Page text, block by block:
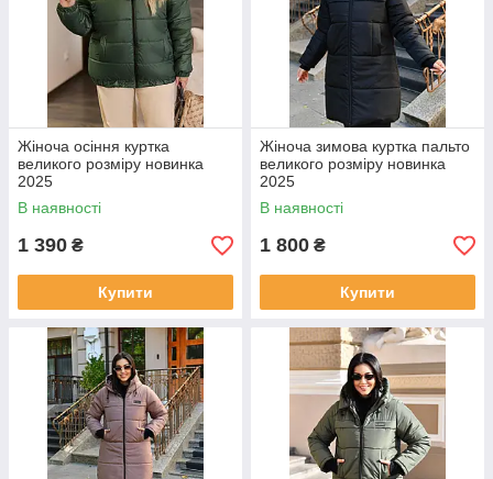
Жіноча осіння куртка
великого розміру новинка
2025
В наявності
1 390 ₴
Купити
Жіноча зимова куртка пальто
великого розміру новинка
2025
В наявності
1 800 ₴
Купити